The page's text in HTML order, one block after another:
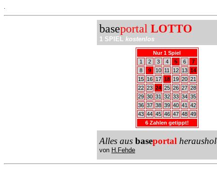
baseportal LOTTO
1 SPIEL kostenlos
Nur 1 Spiel
1
2 3 4 5 6
7
8
9 10 11 12 13 14
15
16 17 18 19 20 21
22 23 24 25 26 27 28
29 30 31 32 33 34 35
36 37 38 39 40 41
42
43 44 45 46 47 48 49
6 Zahlen getippt!
Alles aus baseportal
von H.Fehde